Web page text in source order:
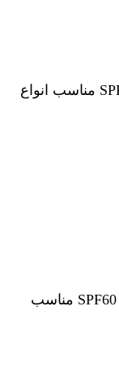
کرم ضد آفتاب مولتی پروتکشن رنگی SPF50 مناسب انواع
کرم ضد آفتاب رنگی بژ روشن سی گل با SPF60 مناسب